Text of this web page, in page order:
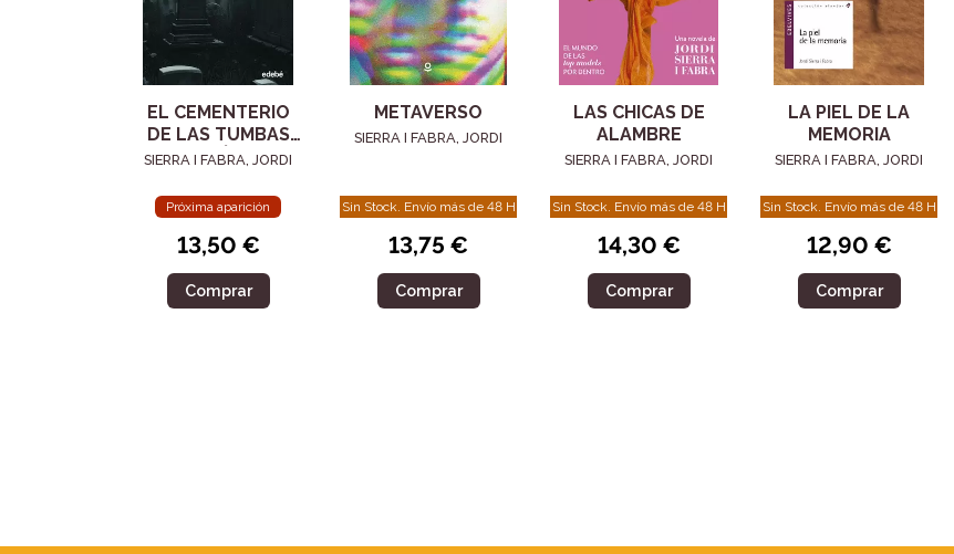
EL CEMENTERIO
DE LAS TUMBAS
VACÍAS
SIERRA I FABRA, JORDI
Próxima aparición
13,50 €
Comprar
METAVERSO
SIERRA I FABRA, JORDI
Sin Stock. Envío más de 48 H
13,75 €
Comprar
LAS CHICAS DE
ALAMBRE
SIERRA I FABRA, JORDI
Sin Stock. Envío más de 48 H
14,30 €
Comprar
LA PIEL DE LA
MEMORIA
SIERRA I FABRA, JORDI
Sin Stock. Envío más de 48 H
12,90 €
Comprar